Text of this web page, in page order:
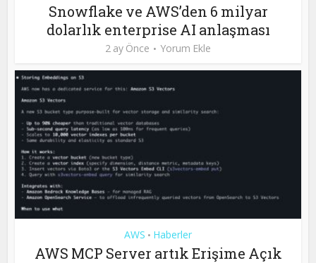
Snowflake ve AWS’den 6 milyar
dolarlık enterprise AI anlaşması
2 ay Önce Yorum Ekle
AWS • Haberler
AWS MCP Server artık Erişime Açık